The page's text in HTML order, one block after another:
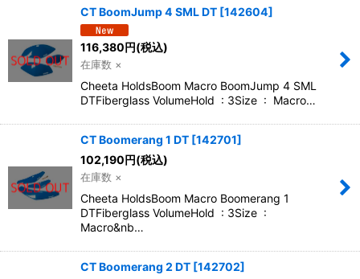
CT BoomJump 4 SML DT [142604]
116,380円(税込)
在庫数 ×
Cheeta HoldsBoom Macro BoomJump 4 SML
DTFiberglass VolumeHold : 3Size : Macro…
CT Boomerang 1 DT [142701]
102,190円(税込)
在庫数 ×
Cheeta HoldsBoom Macro Boomerang 1
DTFiberglass VolumeHold : 3Size :
Macro&nb…
CT Boomerang 2 DT [142702]